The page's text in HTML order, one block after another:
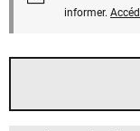
informer.